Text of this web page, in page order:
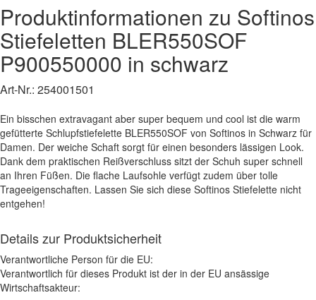
Produktinformationen zu Softinos
Stiefeletten BLER550SOF
P900550000 in schwarz
Art-Nr.: 254001501
Ein bisschen extravagant aber super bequem und cool ist die warm
gefütterte Schlupfstiefelette BLER550SOF von Softinos in Schwarz für
Damen. Der weiche Schaft sorgt für einen besonders lässigen Look.
Dank dem praktischen Reißverschluss sitzt der Schuh super schnell
an Ihren Füßen. Die flache Laufsohle verfügt zudem über tolle
Trageeigenschaften. Lassen Sie sich diese Softinos Stiefelette nicht
entgehen!
Details zur Produktsicherheit
Verantwortliche Person für die EU:
Verantwortlich für dieses Produkt ist der in der EU ansässige
Wirtschaftsakteur: